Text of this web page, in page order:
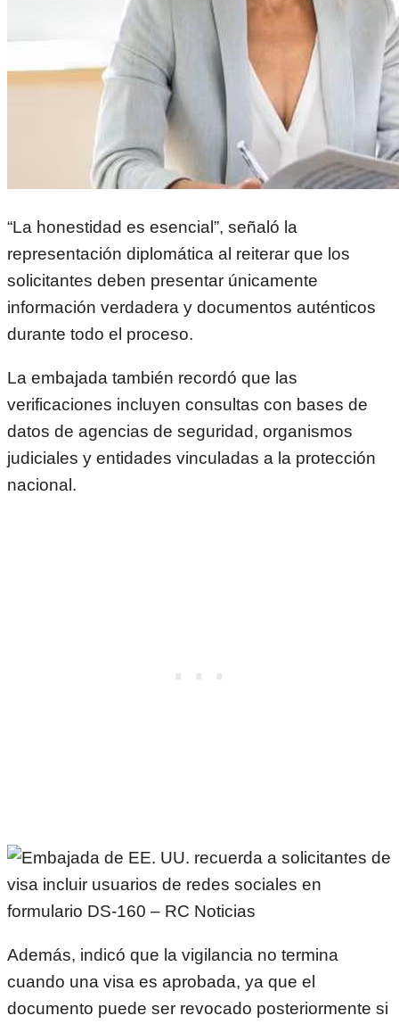
“La honestidad es esencial”, señaló la
representación diplomática al reiterar que los
solicitantes deben presentar únicamente
información verdadera y documentos auténticos
durante todo el proceso.
La embajada también recordó que las
verificaciones incluyen consultas con bases de
datos de agencias de seguridad, organismos
judiciales y entidades vinculadas a la protección
nacional.
Además, indicó que la vigilancia no termina
cuando una visa es aprobada, ya que el
documento puede ser revocado posteriormente si